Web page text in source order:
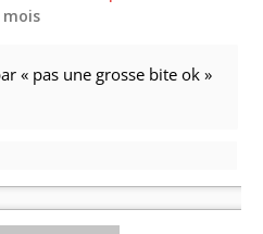
mois
« pas une grosse bite ok »